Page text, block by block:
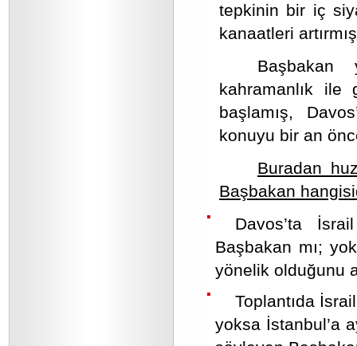
tepkinin bir iç
kanaatleri
kahramanlık ile
başlamış,
konuyu bir an
Buradan
Başbakan
Davos’ta
Başbakan mı;
yönelik olduğunu
Toplantıda
yoksa İstanbul’a